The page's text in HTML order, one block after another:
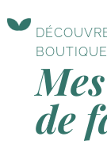
BOUTIQUE
de